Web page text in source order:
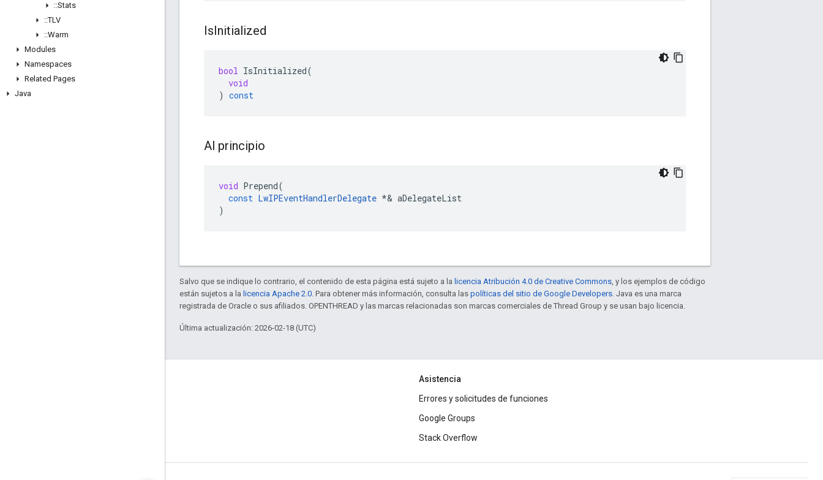
::Stats
::TLV
::Warm
Modules
Namespaces
Related Pages
Java
IsInitialized
bool IsInitialized(
void
) const
Al principio
void Prepend(
const LwIPEventHandlerDelegate *& aDelegateList
)
Salvo que se indique lo contrario, el contenido de esta página está sujeto a la licencia Atribución 4.0 de Creative Commons, y los ejemplos de código
están sujetos a la licencia Apache 2.0. Para obtener más información, consulta las políticas del sitio de Google Developers. Java es una marca
registrada de Oracle o sus afiliados. OPENTHREAD y las marcas relacionadas son marcas comerciales de Thread Group y se usan bajo licencia.
Última actualización: 2026-02-18 (UTC)
Asistencia
Errores y solicitudes de funciones
Google Groups
Stack Overflow